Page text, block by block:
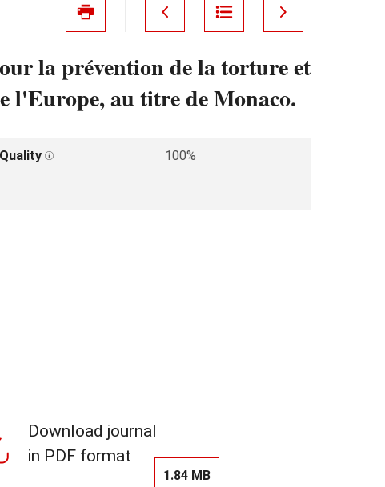
la prévention de la torture et
l'Europe, au titre de Monaco.
Quality
100%
Download journal
in PDF format
1.84 MB